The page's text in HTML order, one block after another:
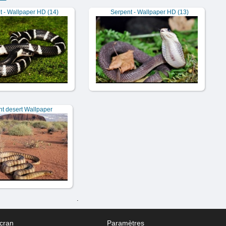
- Wallpaper HD (14) Serpent - Wallpaper HD (13)
desert Wallpaper
.
Paramètres